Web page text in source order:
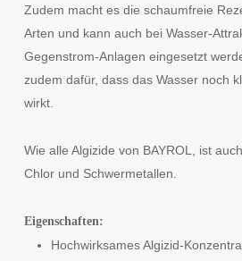
Zudem macht es die schaumfreie
Arten und kann auch bei Wasser-
Gegenstrom-Anlagen eingesetzt
zudem dafür, dass das Wasser noch
wirkt.
Wie alle Algizide von BAYROL, ist
Chlor und Schwermetallen.
Eigenschaften:
Hochwirksames Algizid-